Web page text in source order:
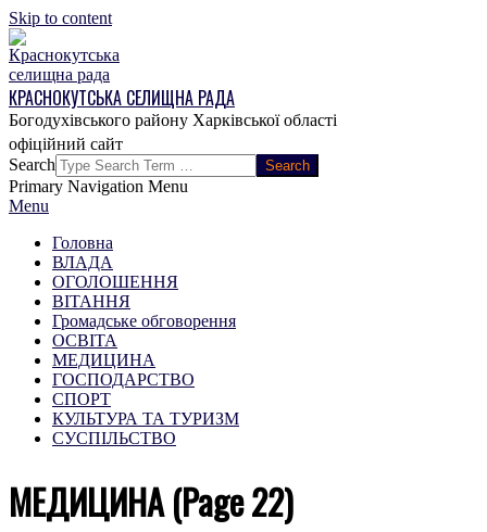
Skip to content
КРАСНОКУТСЬКА СЕЛИЩНА РАДА
Богодухівського району Харківської області
Search
Primary Navigation Menu
Menu
Головна
ВЛАДА
ОГОЛОШЕННЯ
ВІТАННЯ
Громадське обговорення
ОСВІТА
МЕДИЦИНА
ГОСПОДАРСТВО
СПОРТ
КУЛЬТУРА ТА ТУРИЗМ
СУСПІЛЬСТВО
МЕДИЦИНА(Page 22)